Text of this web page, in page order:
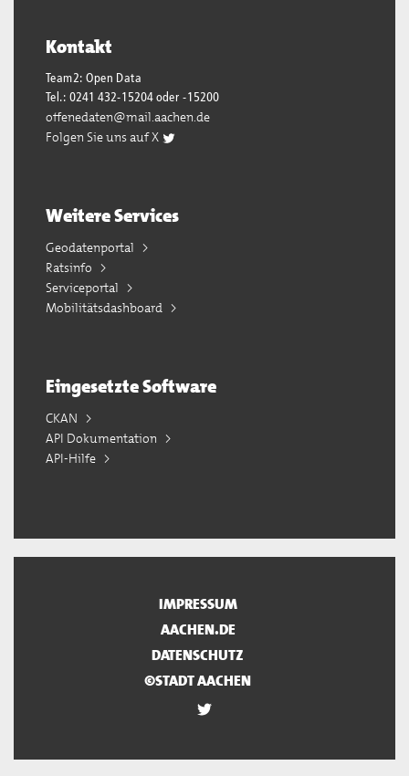
Kontakt
Team2: Open Data
Tel.: 0241 432-15204 oder -15200
offenedaten@mail.aachen.de
Folgen Sie uns auf X
Weitere Services
Geodatenportal
Ratsinfo
Serviceportal
Mobilitätsdashboard
Eingesetzte Software
CKAN
API Dokumentation
API-Hilfe
IMPRESSUM
AACHEN.DE
DATENSCHUTZ
©STADT AACHEN